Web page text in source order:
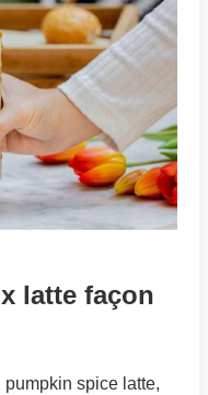
latte façon
pumpkin spice latte,